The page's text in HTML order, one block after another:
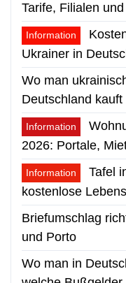
Tarife, Filialen und
Information
Ukrainer in
Wo man
Deutschland kauft
Information
2026: Portale,
Information
Tafel
kostenlose
Briefumschlag
und Porto
Wo man in